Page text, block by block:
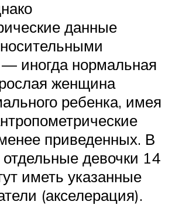
данные
иногда нормальная
женщина
ребенка, имея
приведенных. В
девочки 14
иметь указанные
(акселерация).